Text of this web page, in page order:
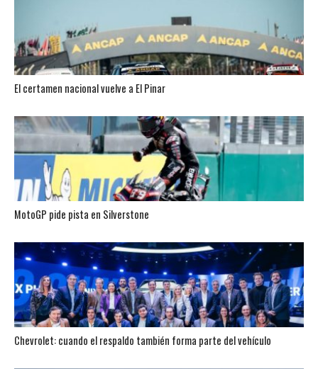
El certamen nacional vuelve a El Pinar
MotoGP pide pista en Silverstone
Chevrolet: cuando el respaldo también forma parte del vehículo